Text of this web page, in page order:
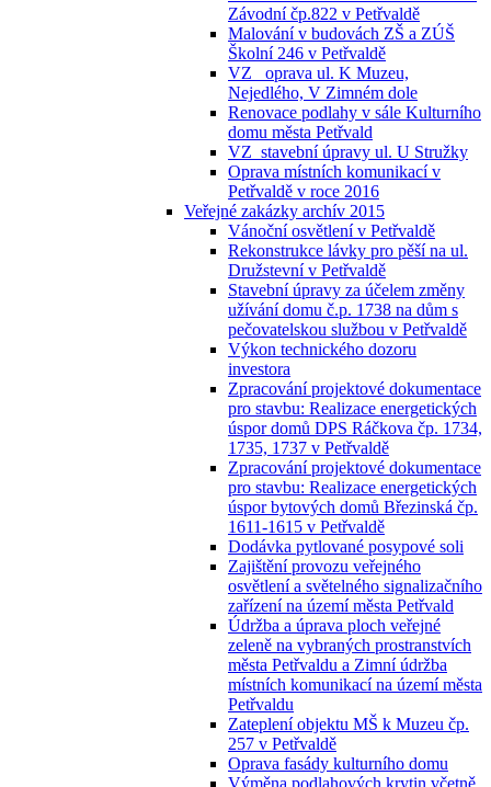
Závodní čp.822 v Petřvaldě
Malování v budovách ZŠ a ZÚŠ
Školní 246 v Petřvaldě
VZ_ oprava ul. K Muzeu,
Nejedlého, V Zimném dole
Renovace podlahy v sále Kulturního
domu města Petřvald
VZ_stavební úpravy ul. U Stružky
Oprava místních komunikací v
Petřvaldě v roce 2016
Veřejné zakázky archív 2015
Vánoční osvětlení v Petřvaldě
Rekonstrukce lávky pro pěší na ul.
Družstevní v Petřvaldě
Stavební úpravy za účelem změny
užívání domu č.p. 1738 na dům s
pečovatelskou službou v Petřvaldě
Výkon technického dozoru
investora
Zpracování projektové dokumentace
pro stavbu: Realizace energetických
úspor domů DPS Ráčkova čp. 1734,
1735, 1737 v Petřvaldě
Zpracování projektové dokumentace
pro stavbu: Realizace energetických
úspor bytových domů Březinská čp.
1611-1615 v Petřvaldě
Dodávka pytlované posypové soli
Zajištění provozu veřejného
osvětlení a světelného signalizačního
zařízení na území města Petřvald
Údržba a úprava ploch veřejné
zeleně na vybraných prostranstvích
města Petřvaldu a Zimní údržba
místních komunikací na území města
Petřvaldu
Zateplení objektu MŠ k Muzeu čp.
257 v Petřvaldě
Oprava fasády kulturního domu
Výměna podlahových krytin včetně